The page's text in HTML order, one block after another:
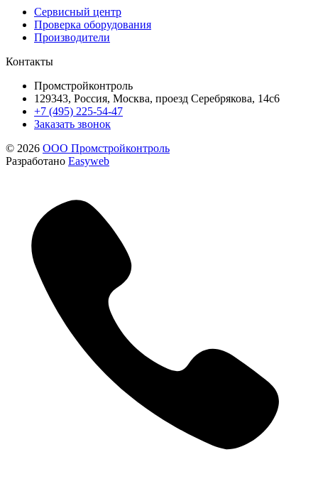
Сервисный центр
Проверка оборудования
Производители
Контакты
Промстройконтроль
129343, Россия, Москва, проезд Серебрякова, 14с6
+7 (495) 225-54-47
Заказать звонок
© 2026 ООО Промстройконтроль
Разработано Easyweb